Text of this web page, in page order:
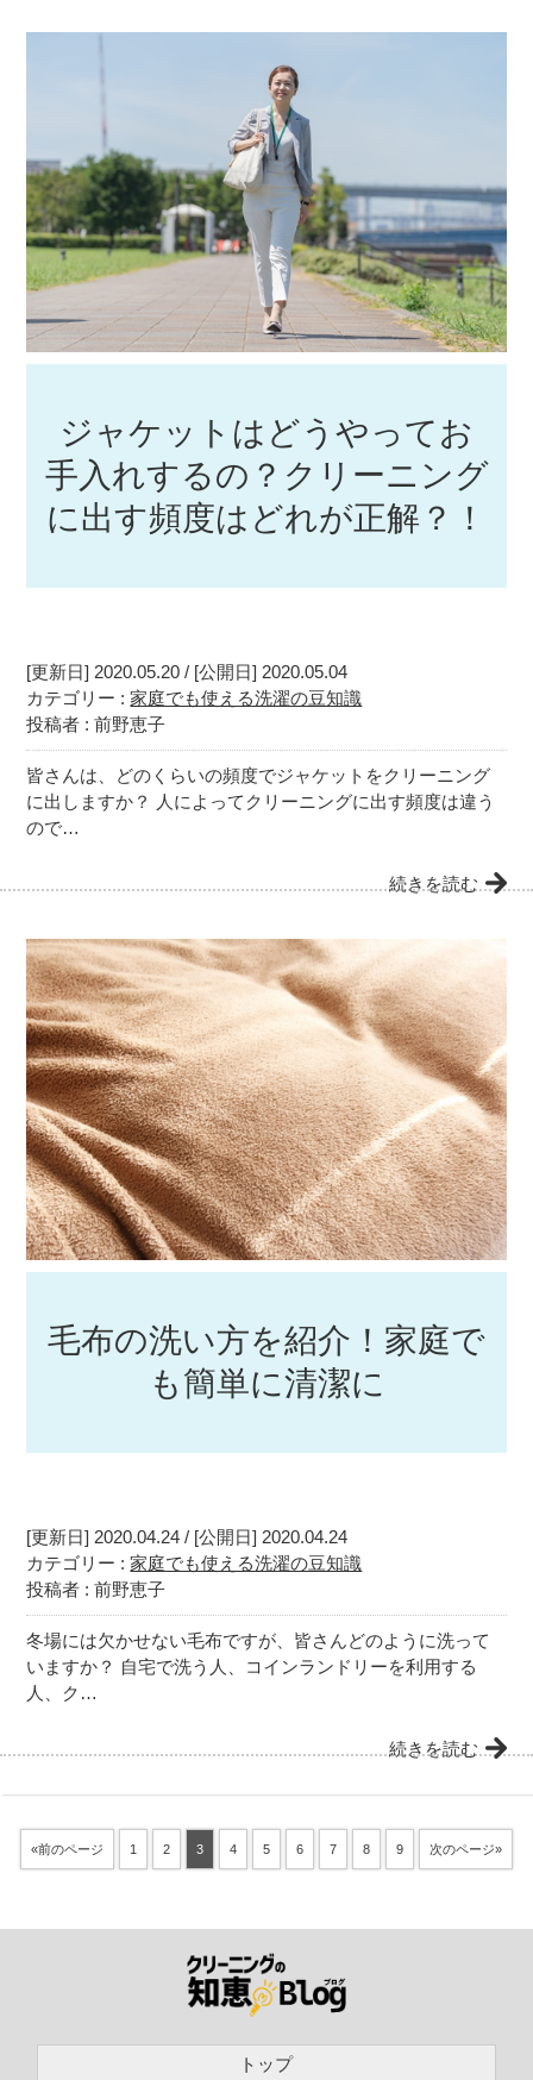
ジャケットはどうやってお
手入れするの？クリーニング
に出す頻度はどれが正解？！
[更新日] 2020.05.20 / [公開日] 2020.05.04
カテゴリー :家庭でも使える洗濯の豆知識
投稿者 : 前野恵子
皆さんは、どのくらいの頻度でジャケットをクリーニング
に出しますか？ 人によってクリーニングに出す頻度は違う
ので…
続きを読む
毛布の洗い方を紹介！家庭で
も簡単に清潔に
[更新日] 2020.04.24 / [公開日] 2020.04.24
カテゴリー :家庭でも使える洗濯の豆知識
投稿者 : 前野恵子
冬場には欠かせない毛布ですが、皆さんどのように洗って
いますか？ 自宅で洗う人、コインランドリーを利用する
人、ク…
続きを読む
«前のページ 1 2 3 4 5 6 7 8 9 次のページ»
トップ